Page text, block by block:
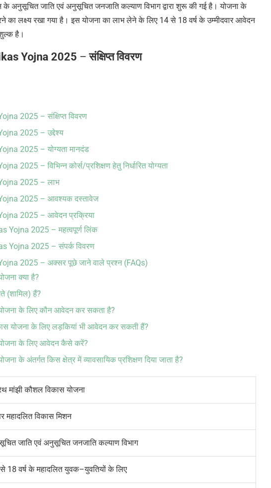
के अनुसूचित जाति एवं अनुसूचित जनजाति कल्याण विभाग द्वारा शुरू की गई है। योजना के
का लक्ष्य रखा गया है। इस योजना का लाभ लेने के लिए 14से 18 वर्ष के उम्मीदवार आवेदन
है।
Yojna 2025 –संक्षिप्त विवरण
2025 – संक्षिप्त विवरण
2025 – उद्देश्य
2025 – योग्यता मानदंड
2025 – विभिन्न कोर्स/प्रशिक्षण हेतु निर्धारित योग्यता
2025 – लाभ
2025 – आवश्यक दस्तावेज
2025 – आवेदन प्रक्रिया
Yojna 2025 – महत्वपूर्ण लिंक
Yojna 2025 – संपर्क विवरण
2025 – अक्सर पूछे जाने वाले प्रश्न (FAQs)
क्या है?
(शामिल) हैं?
के लिए कौन आवेदन कर सकता है?
योजना के लिए लड़कियां भी आवेदन कर सकती हैं?
के लिए आवेदन कैसे करें?
के अंतर्गत किस क्षेत्र में व्यावसायिक प्रशिक्षण दिया जाता है?
मांझी कौशल विकास योजना
महादलित विकास मिशन
जाति एवं अनुसूचित जनजाति कल्याण विभाग
से 18वर्ष के महादलित युवक–युवतियों के लिए